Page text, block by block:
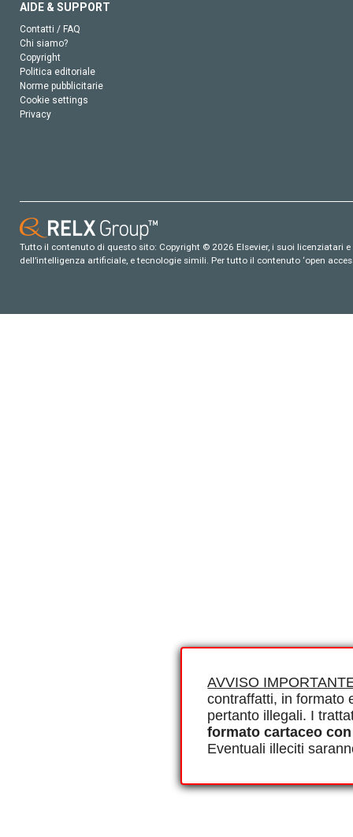
AVVISO
contraffatti, in formato
pertanto illegali. I
formato cartaceo
Eventuali illeciti
AIDE & SUPPORT
Contatti / FAQ
Chi siamo?
Copyright
Politica editoriale
Norme pubblicitarie
Cookie settings
Privacy
Tutto il contenuto di questo sito: Copyright © 2026 Elsevier, i suoi
dell’intelligenza artificiale, e tecnologie simili. Per tutto il contenuto ‘open